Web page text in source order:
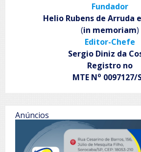
Após
o
Exílio
Fundador
Helio Rubens de Arruda
(in memoriam)
Editor-Chefe
Sergio Diniz da
Registro no
MTE No 0097127/
Anúncios